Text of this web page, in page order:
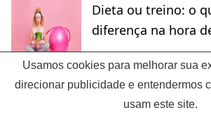
Dieta ou treino: o
diferença na hora
Usamos cookies para melhorar sua
direcionar publicidade e entendermos
usam este site.